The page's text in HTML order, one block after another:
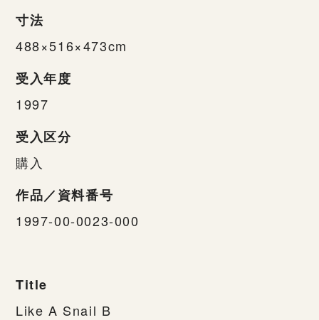
寸法
488×516×473cm
受入年度
1997
受入区分
購入
作品／資料番号
1997-00-0023-000
Title
Like A Snail B